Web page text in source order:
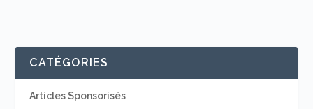
CATÉGORIES
Articles Sponsorisés